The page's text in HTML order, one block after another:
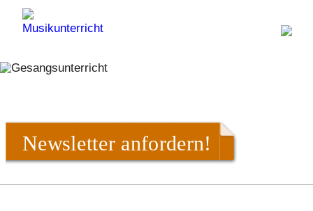
Newsletter anfordern!